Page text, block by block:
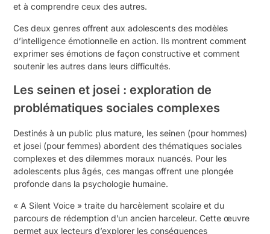
et à comprendre ceux des autres.
Ces deux genres offrent aux adolescents des modèles
d’intelligence émotionnelle en action. Ils montrent comment
exprimer ses émotions de façon constructive et comment
soutenir les autres dans leurs difficultés.
Les seinen et josei : exploration de
problématiques sociales complexes
Destinés à un public plus mature, les seinen (pour hommes)
et josei (pour femmes) abordent des thématiques sociales
complexes et des dilemmes moraux nuancés. Pour les
adolescents plus âgés, ces mangas offrent une plongée
profonde dans la psychologie humaine.
« A Silent Voice » traite du harcèlement scolaire et du
parcours de rédemption d’un ancien harceleur. Cette œuvre
permet aux lecteurs d’explorer les conséquences